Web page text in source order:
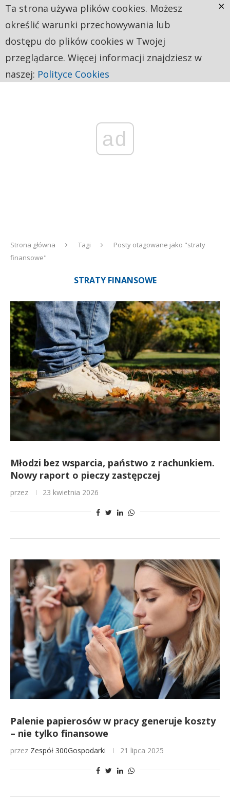
ad
Strona główna Tagi
Posty otagowane jako "straty
finansowe"
STRATY FINANSOWE
Młodzi bez wsparcia, państwo z rachunkiem.
Nowy raport o pieczy zastępczej
przez 23 kwietnia 2026
Palenie papierosów w pracy generuje koszty
– nie tylko finansowe
przez Zespół 300Gospodarki 21 lipca 2025
Ta strona używa plików cookies. Możesz
określić warunki przechowywania lub
dostępu do plików cookies w Twojej
przeglądarce. Więcej informacji znajdziesz w
naszej: Polityce Cookies
×